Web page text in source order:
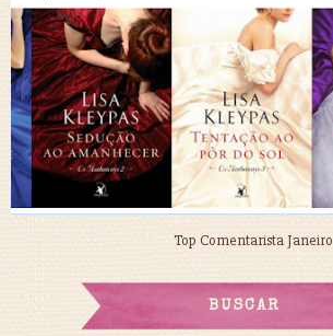
Top Comentarista Janeiro
BUSCAR